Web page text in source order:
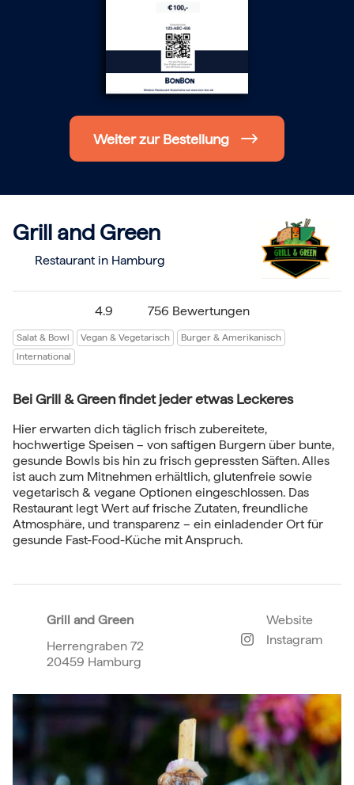
Frohe Weihnachten
Regionale Gutscheine
Berlin
Hamburg
München
Köln
Düsseldorf
Stuttgart
Essen
Einlösbar für alle 10.000 Partner und 3 Jahre gültig
Das ideale Geschenk für alle Anlässe
Weiter zur Bestellung
Grill and Green
Restaurant in Hamburg
4.9 756 Bewertungen
Salat & Bowl Vegan & Vegetarisch
Burger & Amerikanisch
International
Bei Grill & Green findet jeder etwas Leckeres
Hier erwarten dich täglich frisch zubereitete,
hochwertige Speisen – von saftigen Burgern über bunte,
gesunde Bowls bis hin zu frisch gepressten Säften. Alles
ist auch zum Mitnehmen erhältlich, glutenfreie sowie
vegetarisch & vegane Optionen eingeschlossen. Das
Restaurant legt Wert auf frische Zutaten, freundliche
Atmosphäre, und transparenz – ein einladender Ort für
gesunde Fast-Food-Küche mit Anspruch.
Grill and Green
Herrengraben 72
20459 Hamburg
Website
Instagram